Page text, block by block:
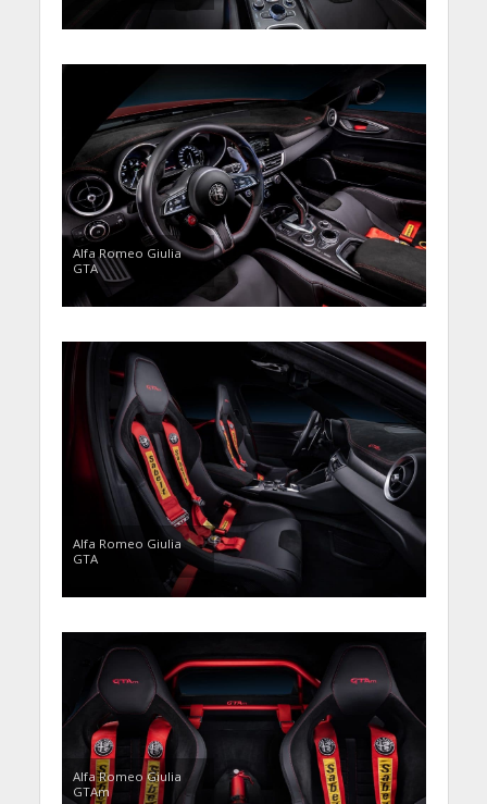
Alfa Romeo Giulia
GTA
Alfa Romeo Giulia
GTA
Alfa Romeo Giulia
GTAm